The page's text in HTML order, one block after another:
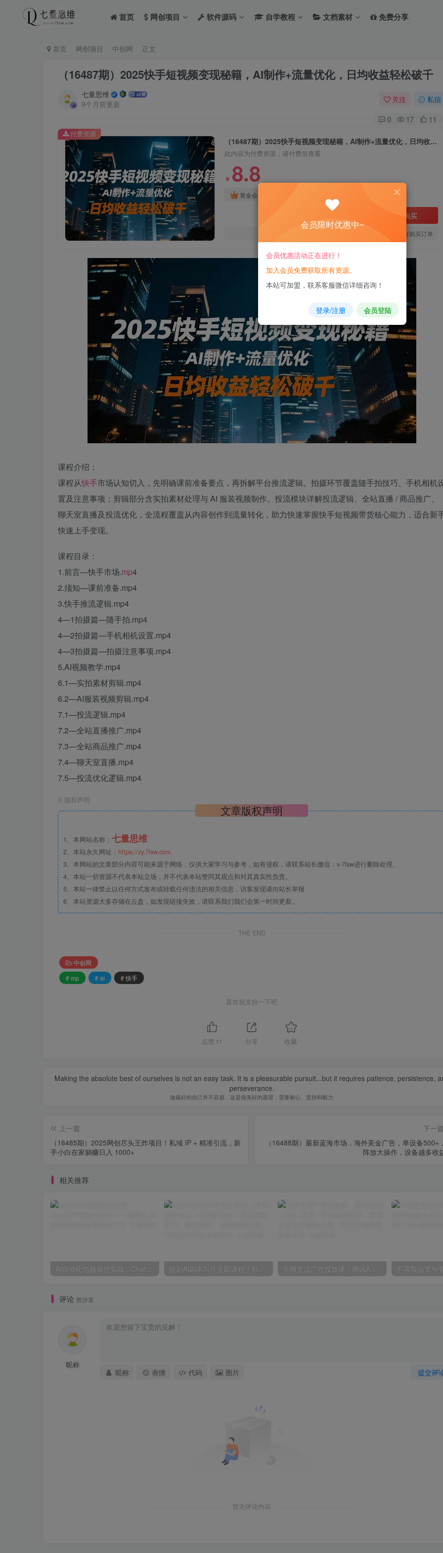
首页 网创项目 软件源码 自学教程 文档素材 免费分享
首页 网创项目 中创网 正文
（16487期）2025快手短视频变现秘籍，AI制作+流量优化，日均收益轻松破千
七量思维
9个月前更新
关注 私信
0 17 11
（16487期）2025快手短视频变现秘籍，AI制作+流量优化，日均收益轻松破千
此内容为付费资源，请付费后查看
￥ 8.8
黄金会员
立即购买
您当前未登录！建议登陆后购买，可保存购买订单
付费资源
课程介绍：
课程从快手市场认知切入，先明确课前准备要点，再拆解平台推流逻辑。拍摄环节覆盖随手拍技巧、手机相机
置及注意事项；剪辑部分含实拍素材处理与 AI 服装视频制作。投流模块详解投流逻辑、全站直播 / 商品推广、
聊天室直播及投流优化，全流程覆盖从内容创作到流量转化，助力快速掌握快手短视频带货核心能力，适合新
快速上手变现。
课程目录：
1.前言—快手市场.mp4
2.须知—课前准备.mp4
3.快手推流逻辑.mp4
4—1拍摄篇—随手拍.mp4
4—2拍摄篇—手机相机设置.mp4
4—3拍摄篇—拍摄注意事项.mp4
5.AI视频教学.mp4
6.1—实拍素材剪辑.mp4
6.2—AI服装视频剪辑.mp4
7.1—投流逻辑.mp4
7.2—全站直播推广.mp4
7.3—全站商品推广.mp4
7.4—聊天室直播.mp4
7.5—投流优化逻辑.mp4
© 版权声明
文章版权声明
1、本网站名称： 七量思维
2、本站永久网址： https://zy.7lsw.com
3、本网站的文章部分内容可能来源于网络，仅供大家学习与参考，如有侵权，请联系站长微信：v-7lsw进行删除处理。
4、本站一切资源不代表本站立场，并不代表本站赞同其观点和对其真实性负责。
5、本站一律禁止以任何方式发布或转载任何违法的相关信息，访客发现请向站长举报
6、本站资源大多存储在云盘，如发现链接失效，请联系我们我们会第一时间更新。
THE END
中创网
# mp
# ai # 快手
喜欢就支持一下吧
点赞 11 分享 收藏
Making the absolute best of ourselves is not an easy task. It is a pleasurable pursuit...but it requires patience, persistence,
perseverance.
做最好的自己并不容易，这是很美好的愿望，需要耐心、坚持和毅力
上一篇
（16485期）2025网创尽头王炸项目！私域 IP + 精准引流，新
手小白在家躺赚日入 1000+
下一
（16488期）最新蓝海市场，海外美金广告，单设备500+
阵放大操作，设备越多
相关推荐
评论 抢沙发
昵称
提交评
昵称 表情 代码 图片
暂无评论内容
会员限时优惠中~
会员优惠活动正在进行！
加入会员免费获取所有资源。
本站可加盟，联系客服微信详细咨询！
登录/注册 会员登陆